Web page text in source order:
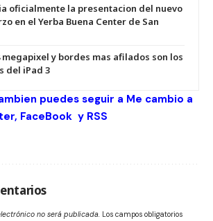
oficialmente la presentacion del nuevo
en el Yerba Buena Center de San
megapixel y bordes mas afilados son los
del iPad 3
puedes seguir a Me cambio a
, FaceBook y RSS
no será publicada. Los campos obligatorios